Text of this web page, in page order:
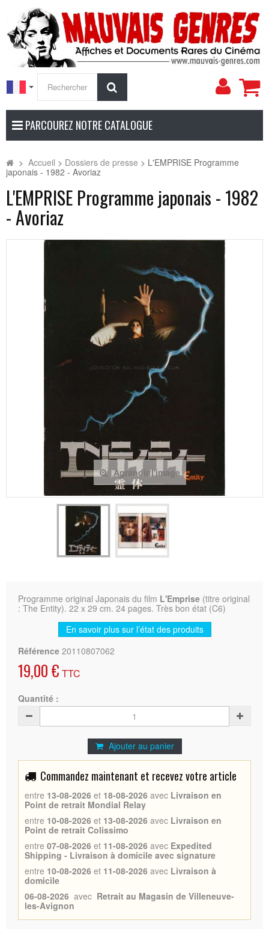
Mon
PARCOUREZ NOTRE CATALOGUE
> Accueil > Dossiers de presse > L'EMPRISE Programme
japonais - 1982 - Avoriaz
L'EMPRISE Programme japonais - 1982
- Avoriaz
Agrandir l'image
Programme original Japonais du film L'Emprise (titre original
: The Entity). 22 x 29 cm. 24 pages. Très bon état (C6)
En savoir plus sur l’état des produits
Référence 20110807062
19,00 € TTC
Quantité :
Ajouter au panier
Commandez maintenant et recevez votre article
entre 13-08-2026 et 18-08-2026 avec Livraison en
Point de retrait Mondial Relay
entre 10-08-2026 et 13-08-2026 avec Livraison en
Point de retrait Colissimo
entre 07-08-2026 et 11-08-2026 avec Expedited
Shipping - Livraison à domicile avec signature
entre 10-08-2026 et 11-08-2026 avec Livraison à
domicile
06-08-2026 avec Retrait au Magasin de Villeneuve-
les-Avignon